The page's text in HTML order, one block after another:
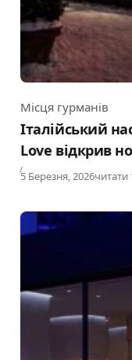
Category
Місця гурманів
Італійський
Love відкрив
Published
5 Березня, 2026читати